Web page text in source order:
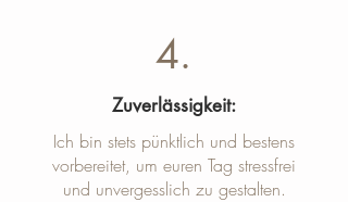
4.
Zuverlässigkeit:
Ich bin stets pünktlich und bestens
vorbereitet, um euren Tag stressfrei
und unvergesslich zu gestalten.